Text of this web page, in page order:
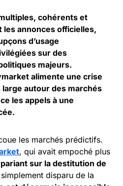
cohérents et
les annonces officielles,
d’usage
sur des
majeurs.
alimente une crise
autour des marchés
les appels à une
les marchés prédictifs.
, qui avait empoché plus
sur la destitution de
disparu de la